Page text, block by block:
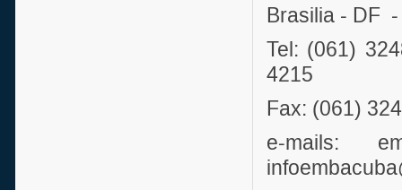
Brasilia - DF
Tel: (061)
4215
Fax: (061)
e-mails: